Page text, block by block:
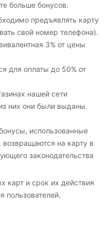
больше бонусов.
предъявлять карту
свой номер телефона).
3% от цены
для оплаты до 50% от
нашей сети
них они были выданы.
использованные
возвращаются на карту в
законодательства
карт и срок их действия
пользователей.